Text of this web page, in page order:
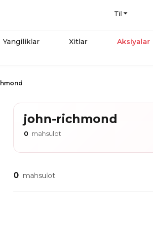
Til
Yangiliklar Xitlar Aksiyalar
john-richmond
0 mahsulot
0 mahsulot